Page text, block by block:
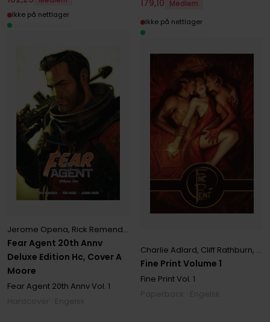
Fear Agent 20th Annv
Deluxe Edition Hc, Cover A
Moore
Jerome Opena, Rick Remender
Fear Agent 20th AnnvVol. 1
Ikke på nettlager
Fine Print Volume 1
Charlie Adlard, Cliff Rathburn,
Fine PrintVol. 1
179,10
Medlem
Ikke på nettlager